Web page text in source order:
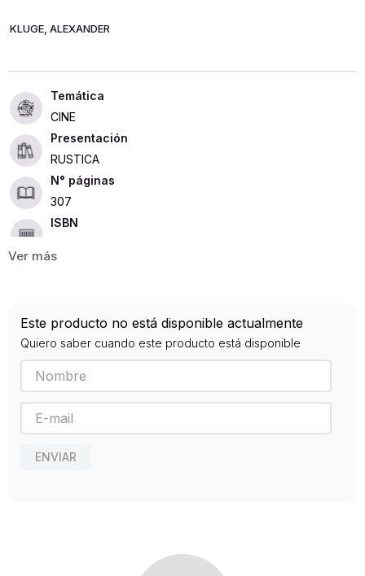
KLUGE, ALEXANDER
CINE
Presentación
RUSTICA
307
ISBN
Editorial
2010
Este producto no está disponible actualmente
Quiero saber cuando este producto está disponible
ENVIAR